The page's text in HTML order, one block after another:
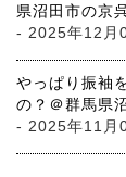
県沼田市の京
- 2025年12月
やっぱり振袖
の？＠群馬県
- 2025年11月